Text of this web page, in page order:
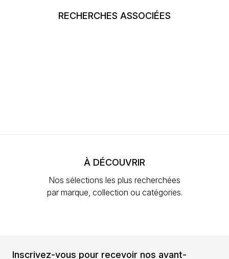
RECHERCHES ASSOCIÉES
À DÉCOUVRIR
Nos sélections les plus recherchées
par marque, collection ou catégories.
Inscrivez-vous pour recevoir nos avant-